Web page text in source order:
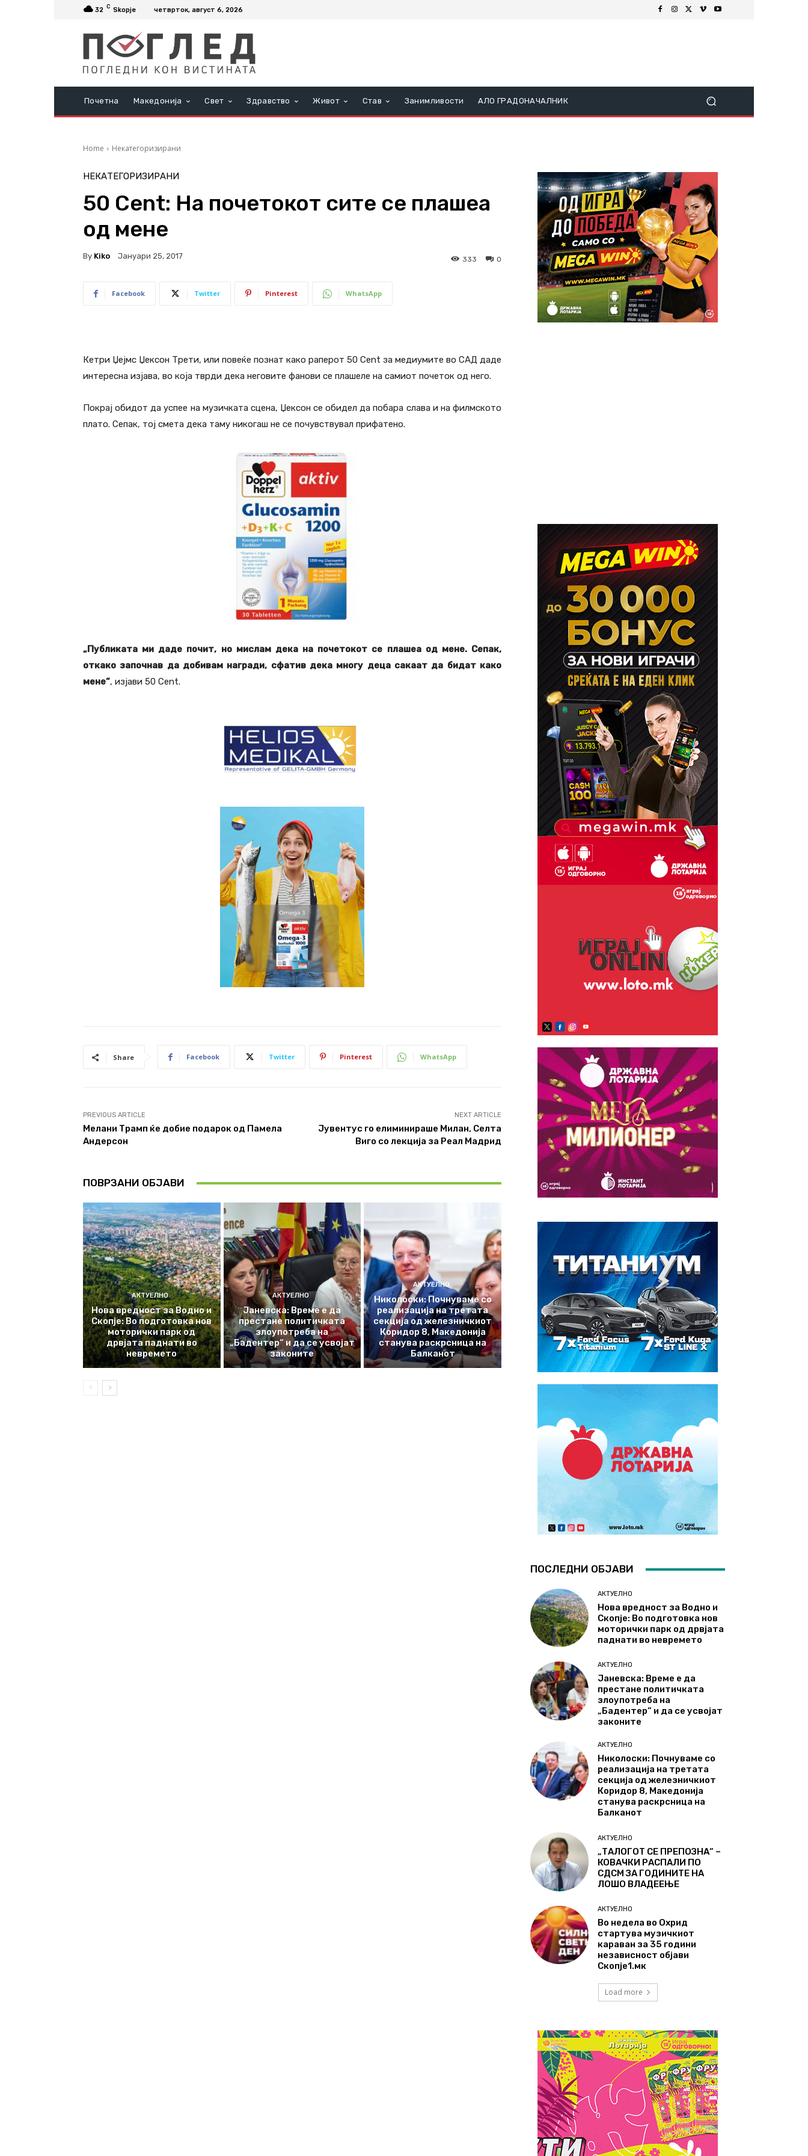
32 C Skopje четврток, август 6, 2026
Почетна Македонија Свет Здравство Живот Став Занимливости АЛО ГРАДОНАЧАЛНИК
Home Некатегоризирани
НЕКАТЕГОРИЗИРАНИ
50 Cent: На почетокот сите се плашеа
од мене
By Kiko Јануари 25, 2017 0
333
Facebook Twitter Pinterest WhatsApp
Кетри Џејмс Џексон Трети, или повеќе познат како раперот 50 Cent за медиумите во САД даде
интересна изјава, во која тврди дека неговите фанови се плашеле на самиот почеток од него.
Покрај обидот да успее на музичката сцена, Џексон се обидел да побара слава и на филмското
плато. Сепак, тој смета дека таму никогаш не се почувствувал прифатено.
„Публиката ми даде почит, но мислам дека на почетокот се плашеа од мене. Сепак,
откако започнав да добивам награди, сфатив дека многу деца сакаат да бидат како
мене“, изјави 50 Cent.
Share Facebook Twitter Pinterest WhatsApp
PREVIOUS ARTICLE
Мелани Трамп ќе добие подарок од Памела
Андерсон
NEXT ARTICLE
Јувентус го елиминираше Милан, Селта
Виго со лекција за Реал Мадрид
ПОВРЗАНИ ОБЈАВИ
АКТУЕЛНО
Нова вредност за Водно и
Скопје: Во подготовка нов
моторички парк од
дрвјата паднати во
невремето
АКТУЕЛНО
Јаневска: Време е да
престане политичката
злоупотреба на
„Бадентер“ и да се усвојат
законите
АКТУЕЛНО
Николоски: Почнуваме со
реализација на третата
секција од железничкиот
Коридор 8, Македонија
станува раскрсница на
Балканот
ПОСЛЕДНИ ОБЈАВИ
АКТУЕЛНО
Нова вредност за Водно и
Скопје: Во подготовка нов
моторички парк од дрвјата
паднати во невремето
АКТУЕЛНО
Јаневска: Време е да
престане политичката
злоупотреба на
„Бадентер“ и да се усвојат
законите
АКТУЕЛНО
Николоски: Почнуваме со
реализација на третата
секција од железничкиот
Коридор 8, Македонија
станува раскрсница на
Балканот
АКТУЕЛНО
„ТАЛОГОТ СЕ ПРЕПОЗНА“ –
КОВАЧКИ РАСПАЛИ ПО
СДСМ ЗА ГОДИНИТЕ НА
ЛОШО ВЛАДЕЕЊЕ
АКТУЕЛНО
Во недела во Охрид
стартува музичкиот
караван за 35 години
независност објави
Скопје1.мк
Load more